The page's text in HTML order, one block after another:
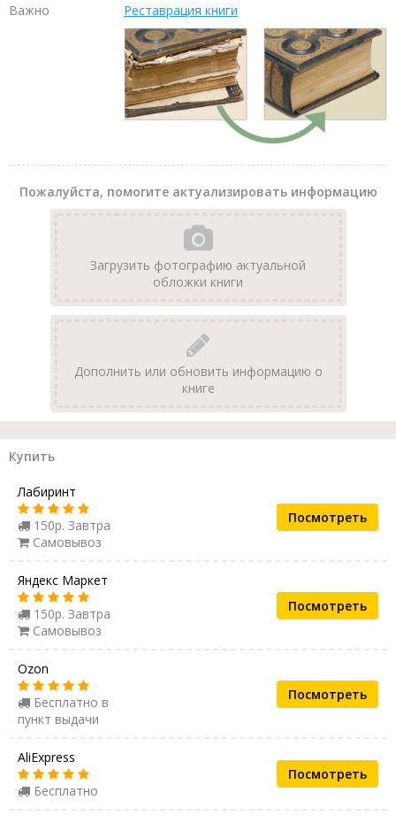
Важно Реставрация книги
Пожалуйста, помогите актуализировать информацию
Загрузить фотографию актуальной
обложки книги
Дополнить или обновить информацию о
книге
Купить
Лабиринт
150р. Завтра
Самовывоз
Посмотреть
Яндекс Маркет
150р. Завтра
Самовывоз
Посмотреть
Ozon
Бесплатно в
пункт выдачи
Посмотреть
AliExpress
Бесплатно
Посмотреть